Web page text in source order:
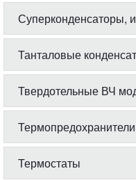
Суперконденсаторы,
Танталовые
Твердотельные ВЧ
Термопредохранители
Термостаты